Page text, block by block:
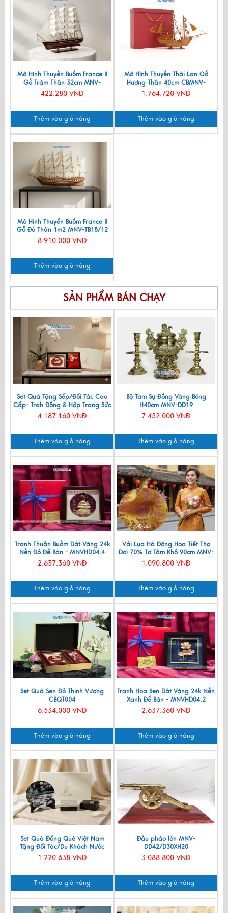
Mô Hình Thuyền Buồm France II
Gỗ Tràm Thân 32cm MNV-
TB80/32
422.280 VNĐ
Thêm vào giỏ hàng
Mô Hình Thuyền Thái Lan Gỗ
Hương Thân 40cm CBMNV-
TB15/40H
1.764.720 VNĐ
Thêm vào giỏ hàng
Mô Hình Thuyền Buồm France II
Gỗ Đỏ Thân 1m2 MNV-TB18/12
8.910.000 VNĐ
Thêm vào giỏ hàng
SẢN PHẨM BÁN CHẠY
Set Quà Tặng Sếp/Đối Tác Cao
Cấp- Trah Đồng & Hộp Trang Sức
Sơn Mài CBQT004
4.187.160 VNĐ
Thêm vào giỏ hàng
Bộ Tam Sự Đồng Vàng Bóng
H40cm MNV-DD19
7.452.000 VNĐ
Thêm vào giỏ hàng
Tranh Thuận Buồm Dát Vàng 24k
Nền Đỏ Để Bàn - MNVHD04.4
2.637.360 VNĐ
Thêm vào giỏ hàng
Vải Lụa Hà Đông Họa Tiết Thọ
Dơi 70% Tơ Tằm Khổ 90cm MNV-
LTA11/1
1.090.800 VNĐ
Thêm vào giỏ hàng
Set Quà Sen Đỏ Thịnh Vượng
CBQT004
6.534.000 VNĐ
Thêm vào giỏ hàng
Tranh Hoa Sen Dát Vàng 24k Nền
Xanh Để Bàn - MNVHD04.2
2.637.360 VNĐ
Thêm vào giỏ hàng
Set Quà Đồng Quê Việt Nam
Tặng Đối Tác/Du Khách Nước
Ngoài - Đĩa Sơn Mài/ Hộp
1.220.638 VNĐ
Thêm vào giỏ hàng
Đầu pháo lớn MNV-
DD42/D30XH20
3.088.800 VNĐ
Thêm vào giỏ hàng